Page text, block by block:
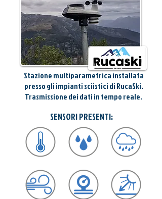
Stazione multiparametrica installata
presso gli impianti sciistici di RucaSki.
Trasmissione dei dati in tempo reale.
SENSORI PRESENTI: